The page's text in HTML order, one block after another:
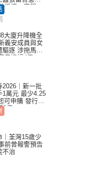
澄清：宣稱
錄取」不符事
叮
大廈升降機全
義安成員與女
驅逐 涉拖馬刑
另通緝4男
2026｜新一批
1萬元 最少4.25
可申購 發行金
億
｜荃灣15歲少
前曾報警預告
不治